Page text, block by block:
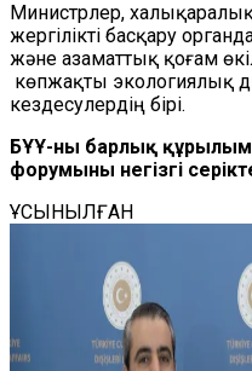
Министрлер,
жергілікті басқару
және азаматтық қоғам
көпжақты экологиялық
кездесулердің бірі.
БҰҰ-ның барлық
форумының негізгі
ҰСЫНЫЛҒАН